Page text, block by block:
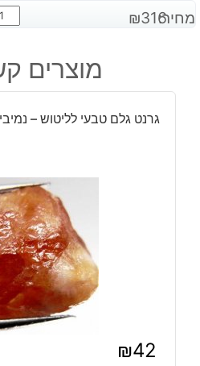
מחיר: ₪316
של
ירוק
6
מוצרים
גרנט גלם טבעי לליטוש – נמיביה
₪42